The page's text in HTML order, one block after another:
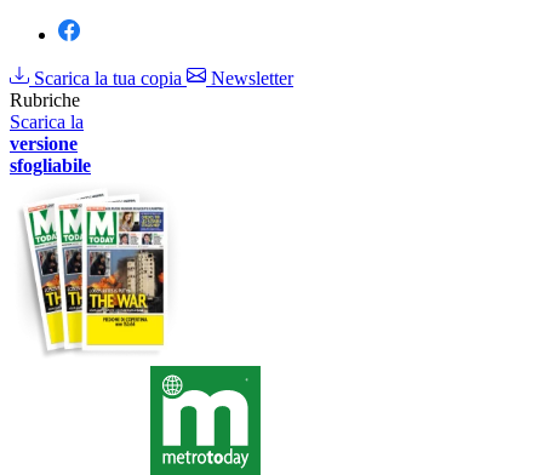
Scarica la tua copia
Newsletter
Rubriche
Scarica la
versione
sfogliabile